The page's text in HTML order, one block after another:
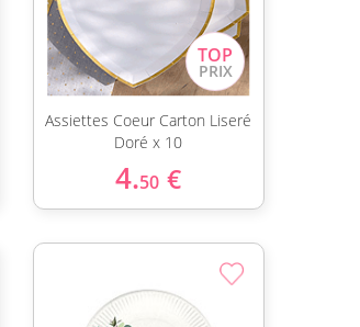
Assiettes Coeur Carton Liseré
Doré x 10
4.50 €